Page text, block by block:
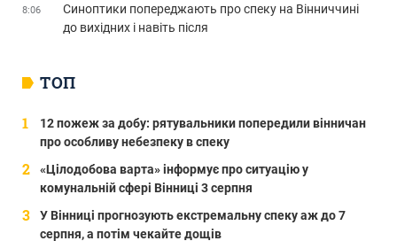
ТОП
12 пожеж за добу: рятувальники попередили вінничан
про особливу небезпеку в спеку
«Цілодобова варта» інформує про ситуацію у
комунальній сфері Вінниці 3 серпня
У Вінниці прогнозують екстремальну спеку аж до 7
серпня, а потім чекайте дощів
8:06
Синоптики попереджають про спеку на Вінниччині
до вихідних і навіть після